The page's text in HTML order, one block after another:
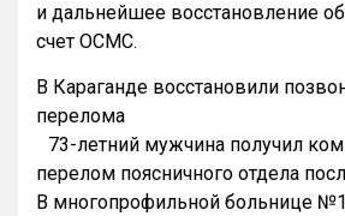
и дальнейшее восстановление
счет ОСМС.
В Караганде восстановили
перелома
73-летний мужчина получил
перелом поясничного отдела
В многопрофильной больнице